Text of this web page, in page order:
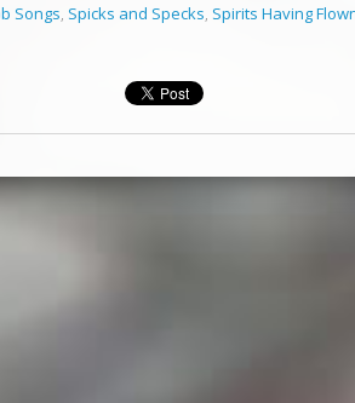
Songs, Spicks and Specks, Spirits Having